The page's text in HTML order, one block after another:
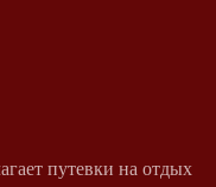
путевки на отдых